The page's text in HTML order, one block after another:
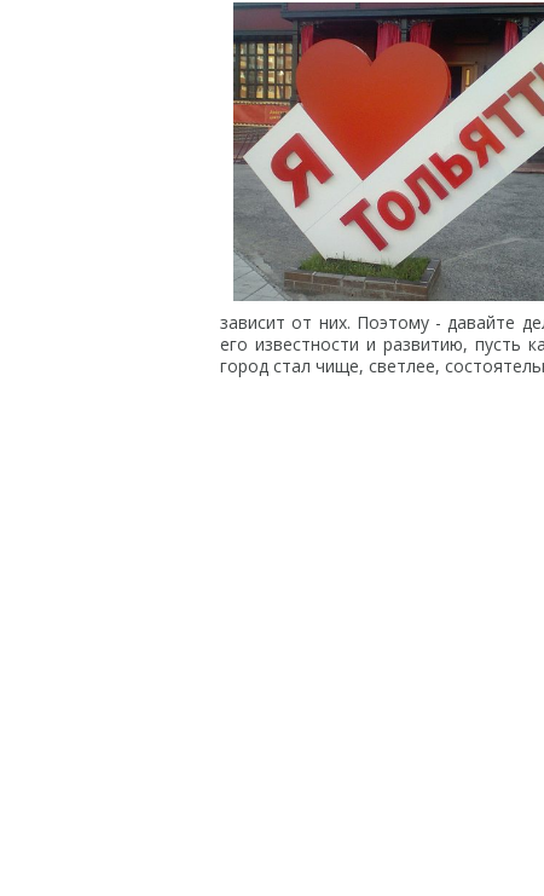
зависит от них. Поэтому - давайте
его известности и развитию, пусть
город стал чище, светлее,